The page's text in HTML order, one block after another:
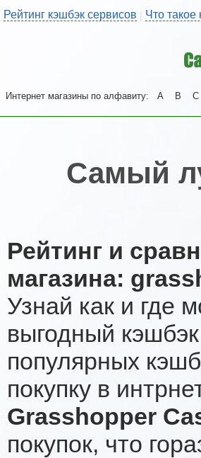
Рейтинг кэшбэк сервисов | Что такое
Интернет магазины по алфавиту: A B C
Самый
Рейтинг и
магазина:
Узнай как и где
выгодный
популярных
покупку в
Grasshopper
покупок, что